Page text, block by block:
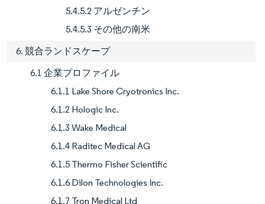
5.4.5.2 アルゼンチン
5.4.5.3 その他の南米
6. 競合ランドスケープ
6.1 企業プロファイル
6.1.1 Lake Shore Cryotronics Inc.
6.1.2 Hologic Inc.
6.1.3 Wake Medical
6.1.4 Raditec Medical AG
6.1.5 Thermo Fisher Scientific
6.1.6 Dilon Technologies Inc.
6.1.7 Tron Medical Ltd